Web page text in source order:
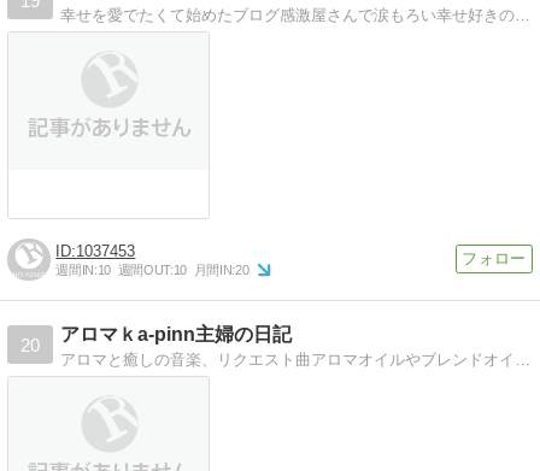
幸せを愛でたくて始めたブログ感激屋さんで涙もろい幸せ好きのものがたりです。
1037453
週間IN:10 週間OUT:10 月間IN:20
20
アロマｋa-pinn主婦の日記